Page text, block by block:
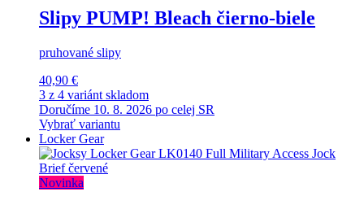
Slipy PUMP! Bleach čierno-biele
pruhované slipy
40,90 €
3 z 4 variánt skladom
Doručíme 10. 8. 2026 po celej SR
Vybrať variantu
Locker Gear
Novinka